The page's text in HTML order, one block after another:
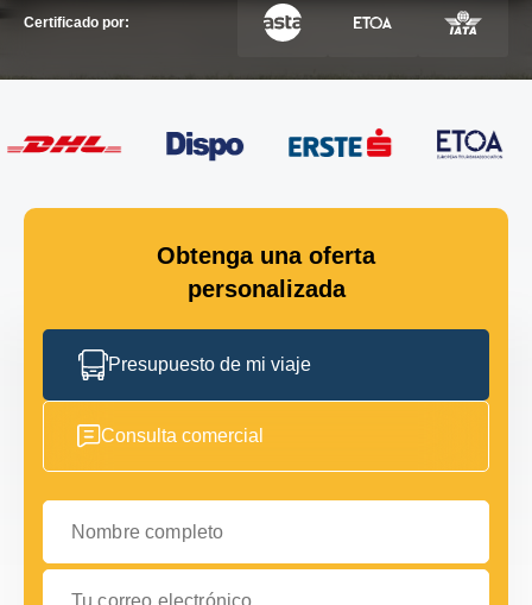
Certificado por:
Obtenga una oferta
personalizada
Presupuesto de mi viaje
Consulta comercial
Nombre completo
Tu correo electrónico